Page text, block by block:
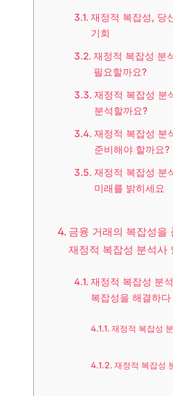
재정적 복잡성, 당
기회
재정적 복잡성 분
필요할까요?
재정적 복잡성 분
분석할까요?
재정적 복잡성 분
준비해야 할까요?
재정적 복잡성 분
미래를 밝히세요
금융 거래의 복잡성을
재정적 복잡성 분석사
재정적 복잡성 분
복잡성을 해결하다
재정적 복잡성
재정적 복잡성